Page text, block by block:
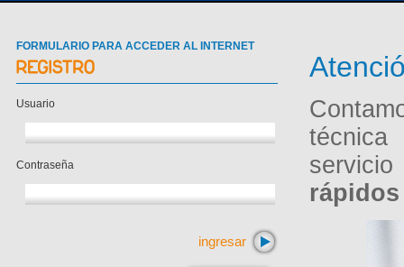
FORMULARIO PARA ACCEDER AL INTERNET
Usuario
Contraseña
ingresar